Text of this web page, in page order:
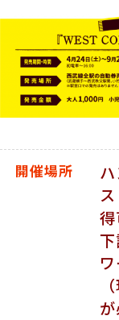
開催場所
得